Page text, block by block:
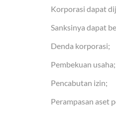
Korporasi dapat
Sanksinya dapat
Denda korporasi;
Pembekuan usaha;
Pencabutan izin;
Perampasan aset